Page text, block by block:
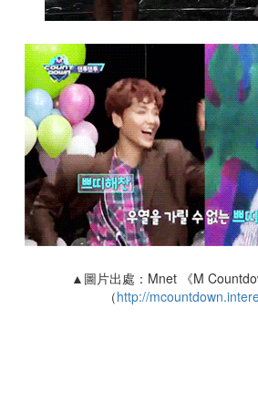
▲圖片出處：Mnet 《M
（http://